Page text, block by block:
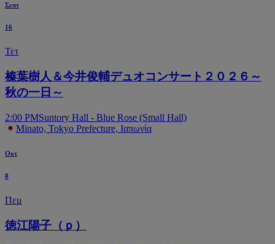
Σεπτ
16
Τετ
榛葉樹人＆今井俊輔デュオコンサート２０２６～
秋の一日～
2:00 PMSuntory Hall - Blue Rose (Small Hall)
Minato, Tokyo Prefecture, Ιαπωνία
Οκτ
8
Πεμ
徳江陽子（ｐ）